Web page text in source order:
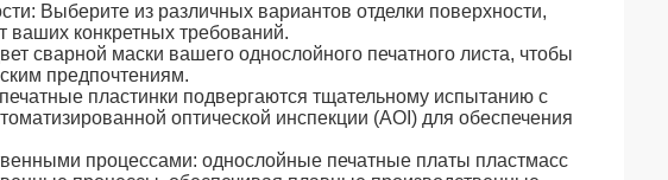
Выберите из различных вариантов отделки поверхности,
ваших конкретных требований.
сварной маски вашего однослойного печатного листа, чтобы
предпочтениям.
пластинки подвергаются тщательному испытанию с
оптической инспекции (AOI) для обеспечения
процессами: однослойные печатные платы пластмасс